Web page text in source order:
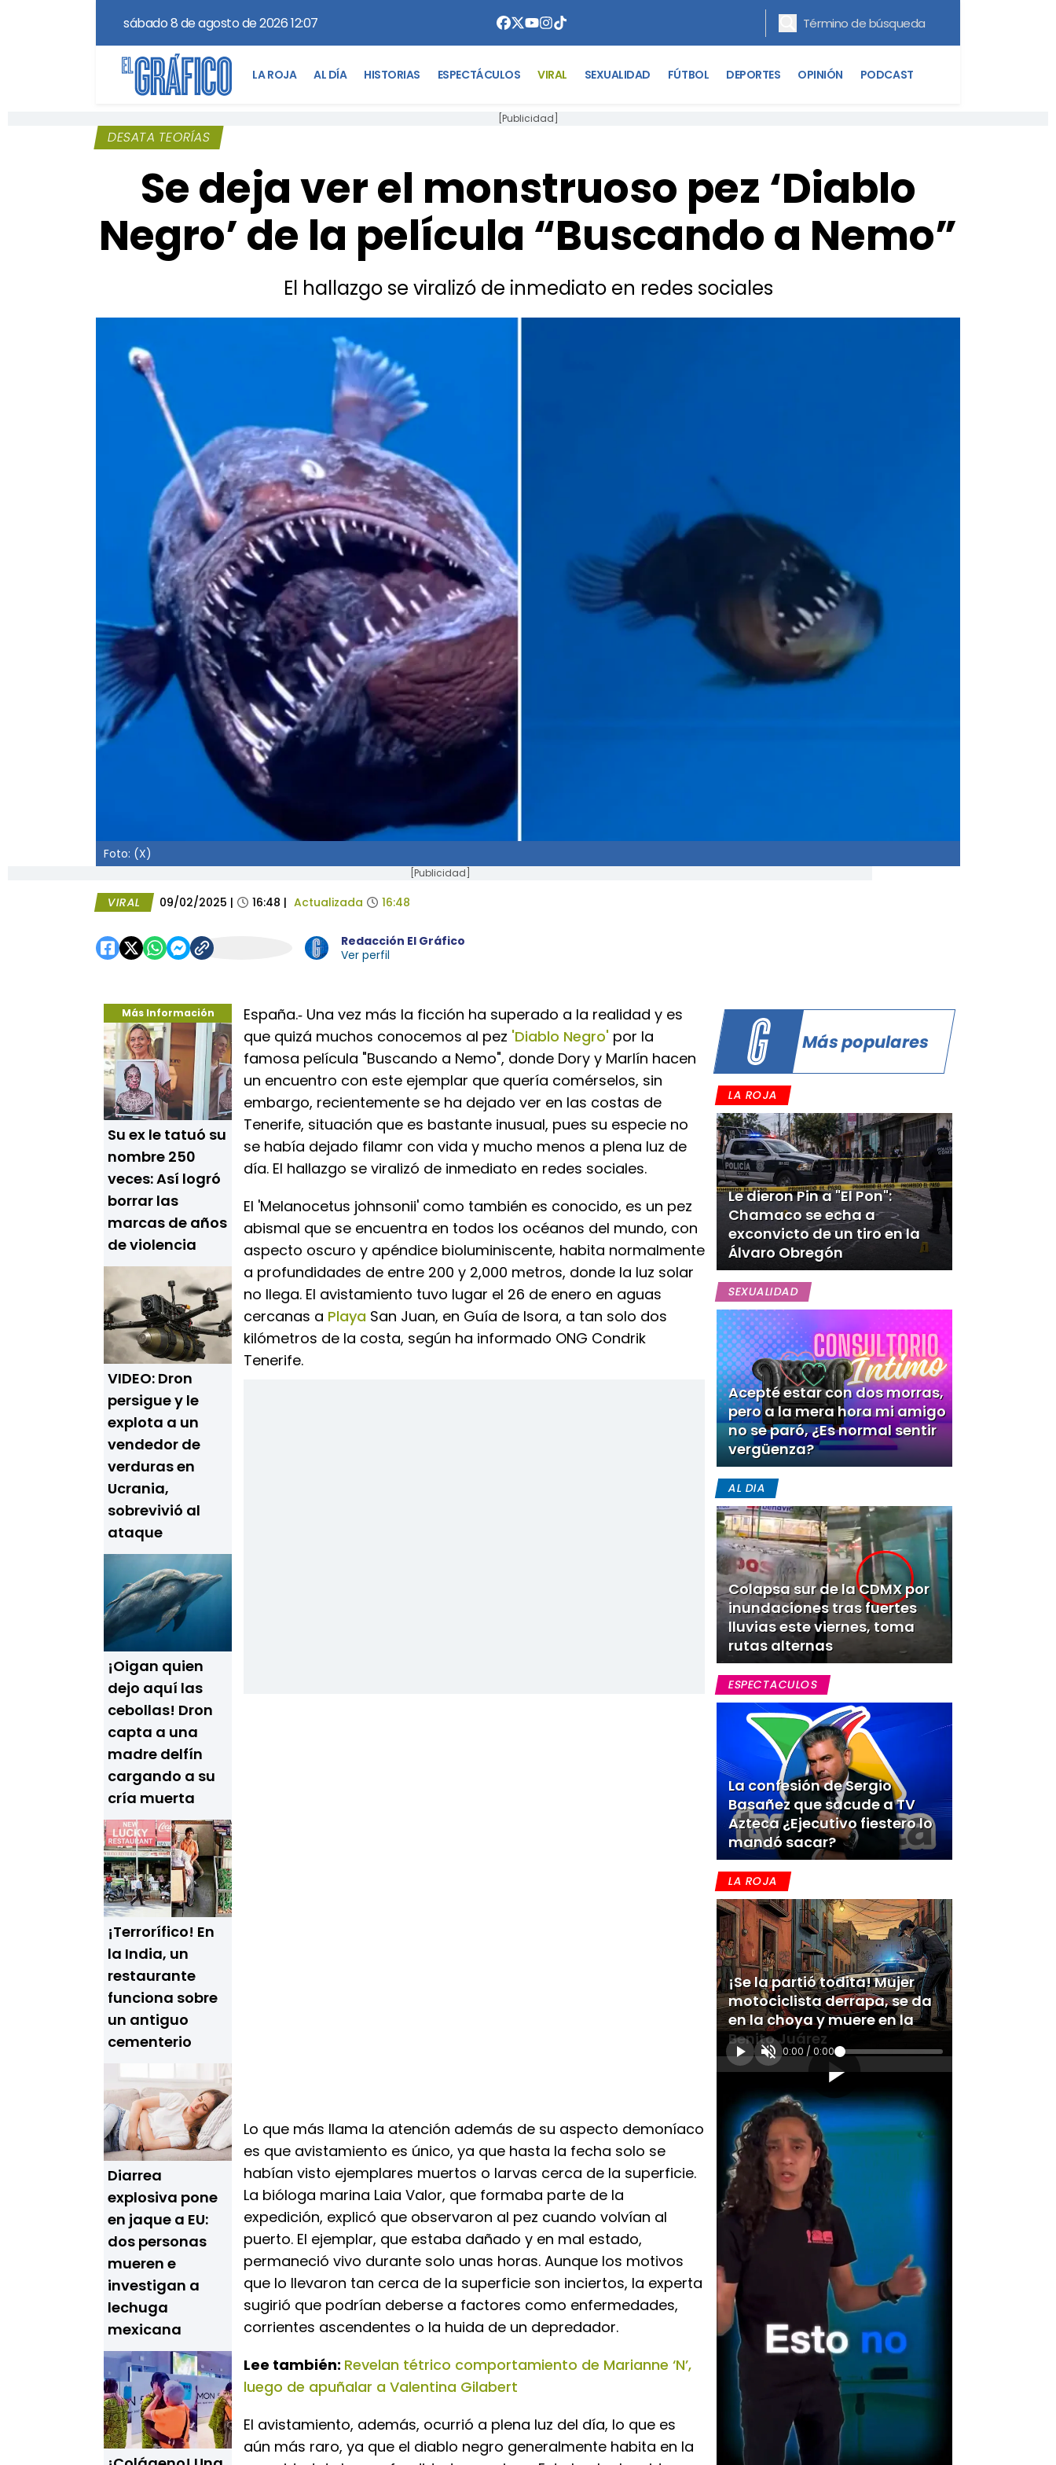
sábado 8 de agosto de 2026 12:07
LA ROJA AL DÍA HISTORIAS ESPECTÁCULOS VIRAL SEXUALIDAD FÚTBOL DEPORTES OPINIÓN PODCAST
[Publicidad]
DESATA TEORÍAS
Se deja ver el monstruoso pez ‘Diablo
Negro’ de la película “Buscando a Nemo”
El hallazgo se viralizó de inmediato en redes sociales
Foto: (X)
[Publicidad]
VIRAL 09/02/2025 | 16:48 | Actualizada 16:48
Redacción El Gráfico
Ver perfil
Más Información
Su ex le tatuó su
nombre 250
veces: Así logró
borrar las
marcas de años
de violencia
VIDEO: Dron
persigue y le
explota a un
vendedor de
verduras en
Ucrania,
sobrevivió al
ataque
¡Oigan quien
dejo aquí las
cebollas! Dron
capta a una
madre delfín
cargando a su
cría muerta
¡Terrorífico! En
la India, un
restaurante
funciona sobre
un antiguo
cementerio
Diarrea
explosiva pone
en jaque a EU:
dos personas
mueren e
investigan a
lechuga
mexicana
España.­‑ Una vez más la ficción ha superado a la realidad y es
que quizá muchos conocemos al pez 'Diablo Negro' por la
famosa película "Buscando a Nemo", donde Dory y Marlín hacen
un encuentro con este ejemplar que quería comérselos, sin
embargo, recientemente se ha dejado ver en las costas de
Tenerife, situación que es bastante inusual, pues su especie no
se había dejado filamr con vida y mucho menos a plena luz de
día. El hallazgo se viralizó de inmediato en redes sociales.
El 'Melanocetus johnsonii' como también es conocido, es un pez
abismal que se encuentra en todos los océanos del mundo, con
aspecto oscuro y apéndice bioluminiscente, habita normalmente
a profundidades de entre 200 y 2,000 metros, donde la luz solar
no llega. El avistamiento tuvo lugar el 26 de enero en aguas
cercanas a Playa San Juan, en Guía de Isora, a tan solo dos
kilómetros de la costa, según ha informado ONG Condrik
Tenerife.
Lo que más llama la atención además de su aspecto demoníaco
es que avistamiento es único, ya que hasta la fecha solo se
habían visto ejemplares muertos o larvas cerca de la superficie.
La bióloga marina Laia Valor, que formaba parte de la
expedición, explicó que observaron al pez cuando volvían al
puerto. El ejemplar, que estaba dañado y en mal estado,
permaneció vivo durante solo unas horas. Aunque los motivos
que lo llevaron tan cerca de la superficie son inciertos, la experta
sugirió que podrían deberse a factores como enfermedades,
corrientes ascendentes o la huida de un depredador.
Lee también: Revelan tétrico comportamiento de Marianne ‘N’,
luego de apuñalar a Valentina Gilabert
El avistamiento, además, ocurrió a plena luz del día, lo que es
aún más raro, ya que el diablo negro generalmente habita en la
Más populares
LA ROJA
Le dieron Pin a "El Pon":
Chamaco se echa a
exconvicto de un tiro en la
Álvaro Obregón
SEXUALIDAD
Acepté estar con dos morras,
pero a la mera hora mi amigo
no se paró, ¿Es normal sentir
vergüenza?
AL DIA
Colapsa sur de la CDMX por
inundaciones tras fuertes
lluvias este viernes, toma
rutas alternas
ESPECTACULOS
La confesión de Sergio
Basañez que sacude a TV
Azteca ¿Ejecutivo fiestero lo
mandó sacar?
LA ROJA
¡Se la partió todita! Mujer
motociclista derrapa, se da
en la choya y muere en la
Benito Juárez
0:00 / 0:00
[Publicidad]